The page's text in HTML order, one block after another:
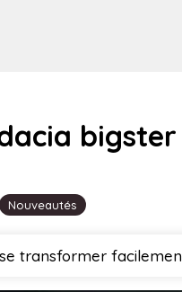
Nouveautés
transformer